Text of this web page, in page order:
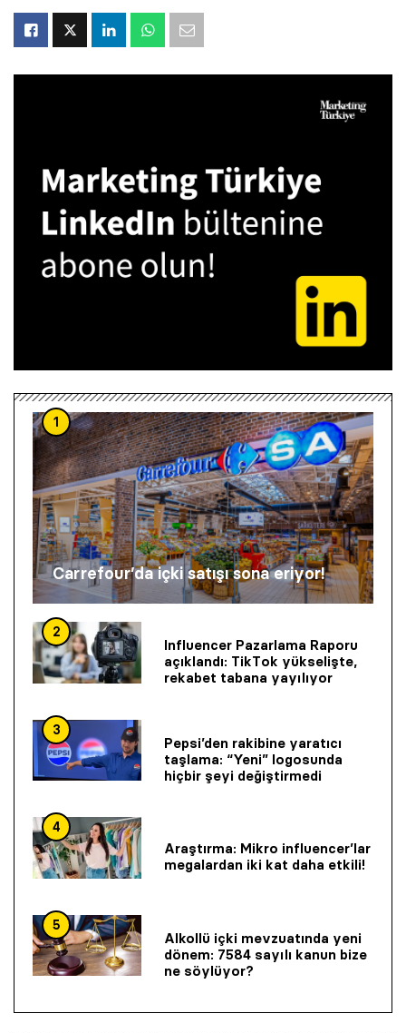
1
Carrefour’da içki satışı sona eriyor!
2
Influencer Pazarlama Raporu
açıklandı: TikTok yükselişte,
rekabet tabana yayılıyor
3
Pepsi’den rakibine yaratıcı
taşlama: “Yeni” logosunda
hiçbir şeyi değiştirmedi
4
Araştırma: Mikro influencer’lar
megalardan iki kat daha etkili!
5
Alkollü içki mevzuatında yeni
dönem: 7584 sayılı kanun bize
ne söylüyor?